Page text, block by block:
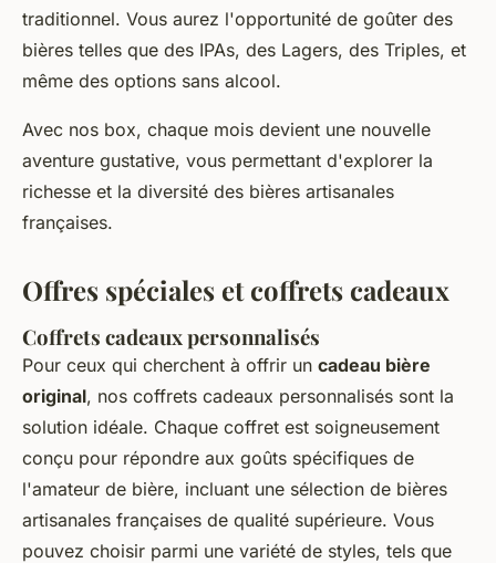
traditionnel. Vous aurez l'opportunité de goûter des
bières telles que des IPAs, des Lagers, des Triples, et
même des options sans alcool.
Avec nos box, chaque mois devient une nouvelle
aventure gustative, vous permettant d'explorer la
richesse et la diversité des bières artisanales
françaises.
Offres spéciales et coffrets cadeaux
Coffrets cadeaux personnalisés
Pour ceux qui cherchent à offrir un cadeau bière
original, nos coffrets cadeaux personnalisés sont la
solution idéale. Chaque coffret est soigneusement
conçu pour répondre aux goûts spécifiques de
l'amateur de bière, incluant une sélection de bières
artisanales françaises de qualité supérieure. Vous
pouvez choisir parmi une variété de styles, tels que